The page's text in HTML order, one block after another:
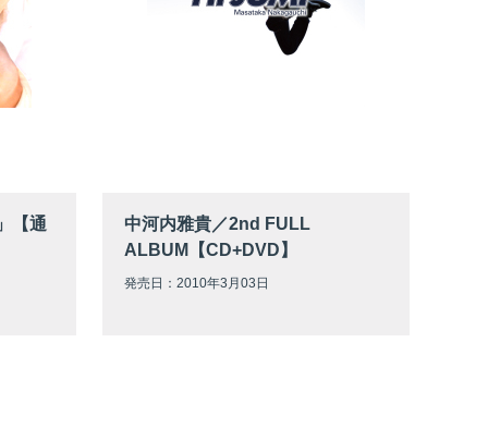
【通
中河内雅貴／2nd FULL
ALBUM【CD+DVD】
発売日：2010年3月03日